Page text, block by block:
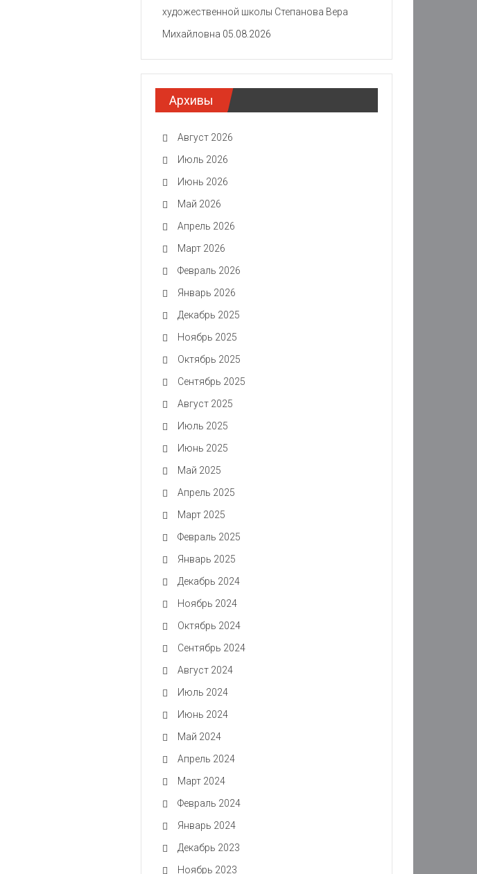
художественной школы Степанова Вера
Михайловна 05.08.2026
Архивы
Август 2026
Июль 2026
Июнь 2026
Май 2026
Апрель 2026
Март 2026
Февраль 2026
Январь 2026
Декабрь 2025
Ноябрь 2025
Октябрь 2025
Сентябрь 2025
Август 2025
Июль 2025
Июнь 2025
Май 2025
Апрель 2025
Март 2025
Февраль 2025
Январь 2025
Декабрь 2024
Ноябрь 2024
Октябрь 2024
Сентябрь 2024
Август 2024
Июль 2024
Июнь 2024
Май 2024
Апрель 2024
Март 2024
Февраль 2024
Январь 2024
Декабрь 2023
Ноябрь 2023